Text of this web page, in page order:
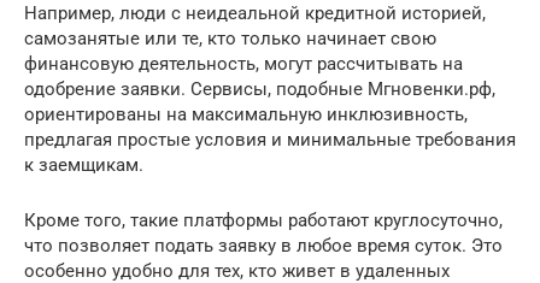
Например, люди с неидеальной кредитной историей,
самозанятые или те, кто только начинает свою
финансовую деятельность, могут рассчитывать на
одобрение заявки. Сервисы, подобные Мгновенки.рф,
ориентированы на максимальную инклюзивность,
предлагая простые условия и минимальные требования
к заемщикам.
Кроме того, такие платформы работают круглосуточно,
что позволяет подать заявку в любое время суток. Это
особенно удобно для тех, кто живет в удаленных